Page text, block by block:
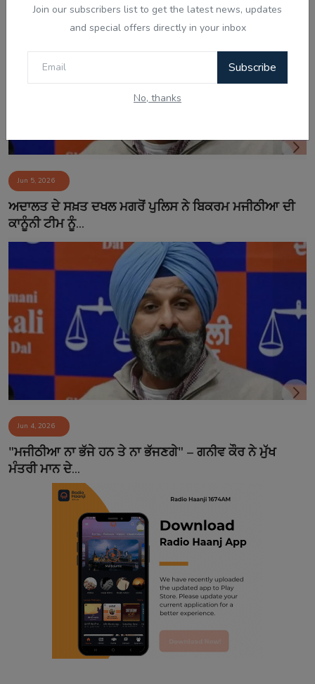
Join our subscribers list to get the latest news, updates
and special offers directly in your inbox
Subscribe
No, thanks
Jun 5, 2026
ਅਦਾਲਤ ਦੇ ਸਖ਼ਤ ਦਖਲ ਮਗਰੋਂ ਪੁਲਿਸ ਨੇ ਬਿਕਰਮ ਮਜੀਠੀਆ ਦੀ
ਕਾਨੂੰਨੀ ਟੀਮ ਨੂੰ...
Jun 4, 2026
"ਮਜੀਠੀਆ ਨਾ ਭੱਜੇ ਹਨ ਤੇ ਨਾ ਭੱਜਣਗੇ" – ਗਨੀਵ ਕੌਰ ਨੇ ਮੁੱਖ
ਮੰਤਰੀ ਮਾਨ ਦੇ...